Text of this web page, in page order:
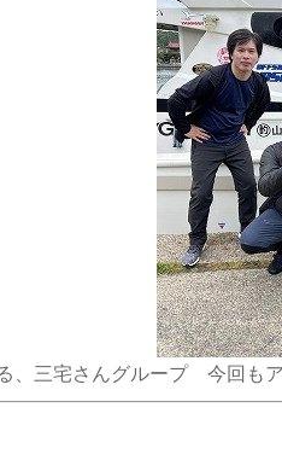
、三宅さんグループ 今回も